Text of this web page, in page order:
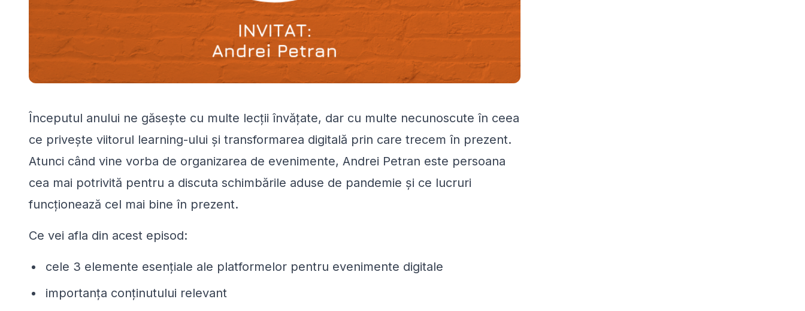
Începutul anului ne găsește cu multe lecții învățate, dar cu multe necunoscute în ceea
ce privește viitorul learning-ului și transformarea digitală prin care trecem în prezent.
Atunci când vine vorba de organizarea de evenimente, Andrei Petran este persoana
cea mai potrivită pentru a discuta schimbările aduse de pandemie și ce lucruri
funcționează cel mai bine în prezent.
Ce vei afla din acest episod:
cele 3 elemente esențiale ale platformelor pentru evenimente digitale
importanța conținutului relevant